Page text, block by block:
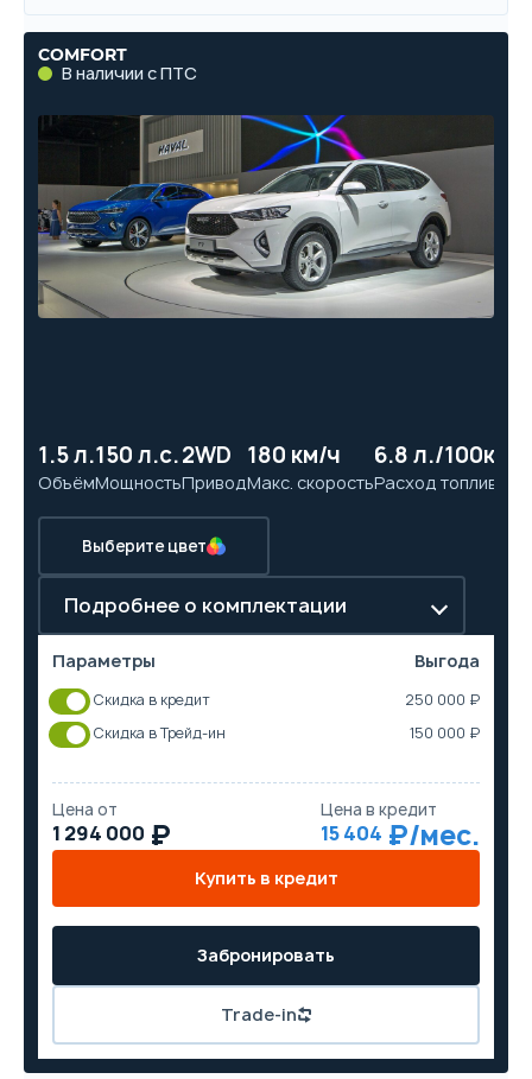
COMFORT
В наличии с ПТС
1.5 л.
Объём
150 л.с.
Мощность
2WD
Привод
180 км/ч
Макс. скорость
6.8 л./100км
Расход топлива
Выберите цвет
Подробнее о комплектации
Параметры Выгода
Скидка в кредит
250 000 ₽
Скидка в Трейд-ин
150 000 ₽
Цена от
1 294 000
Цена в кредит
15 404
Купить в кредит
Trade-in
Забронировать